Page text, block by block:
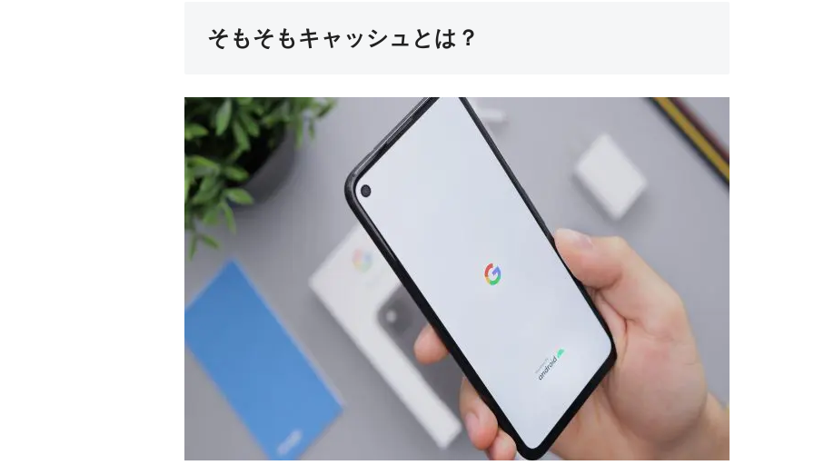
そもそもキャッシュとは？